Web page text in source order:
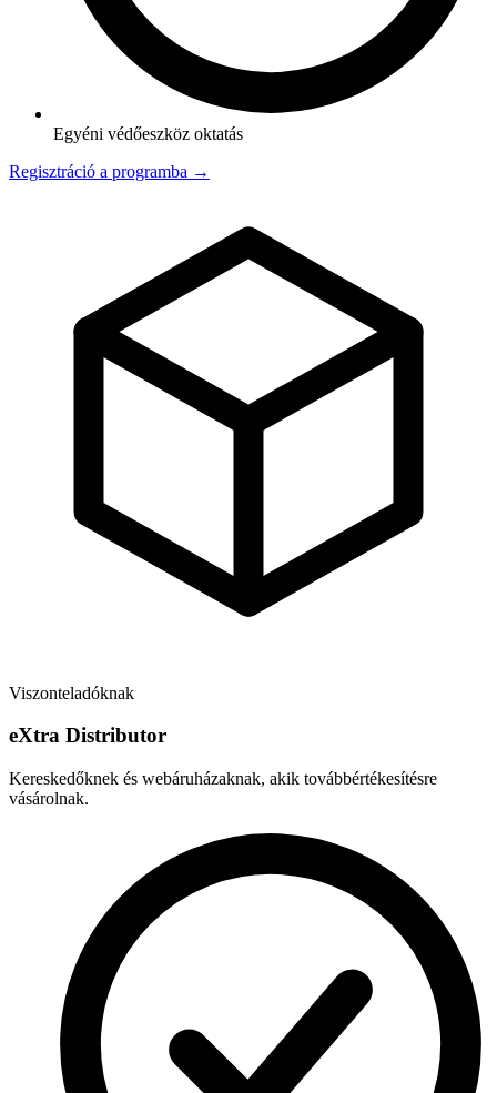
Egyéni védőeszköz oktatás
Regisztráció a programba →
Viszonteladóknak
eXtra Distributor
Kereskedőknek és webáruházaknak, akik továbbértékesítésre
vásárolnak.